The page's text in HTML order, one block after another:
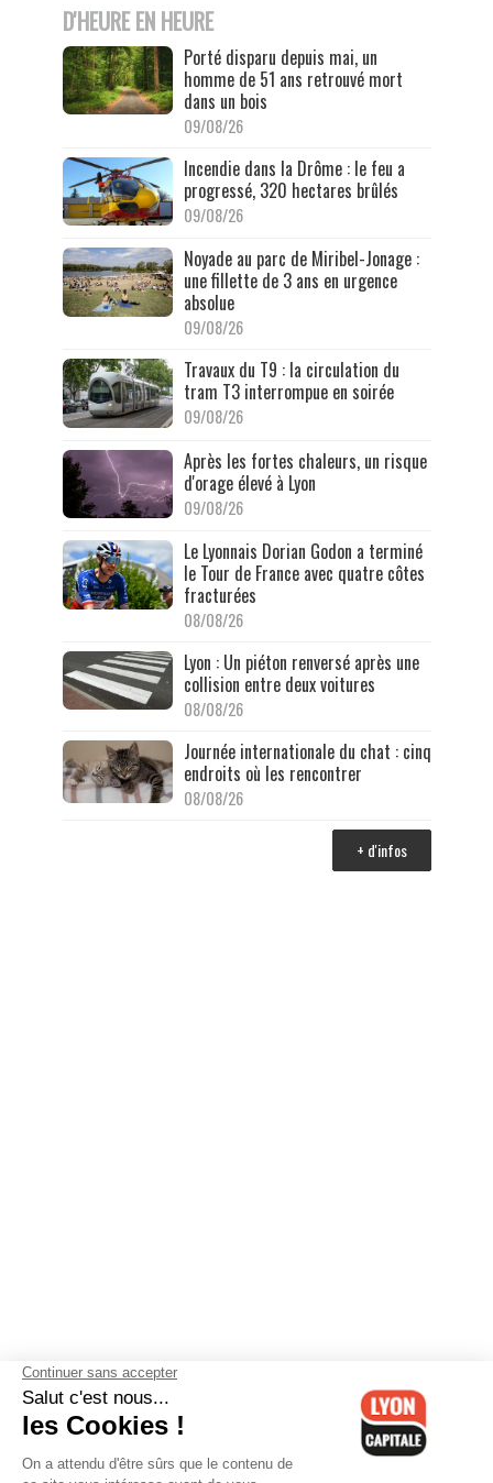
D'HEURE EN HEURE
Porté disparu depuis mai, un
homme de 51 ans retrouvé mort
dans un bois
09/08/26
Incendie dans la Drôme : le feu a
progressé, 320 hectares brûlés
09/08/26
Noyade au parc de Miribel-Jonage :
une fillette de 3 ans en urgence
absolue
09/08/26
Travaux du T9 : la circulation du
tram T3 interrompue en soirée
09/08/26
Après les fortes chaleurs, un risque
d'orage élevé à Lyon
09/08/26
Le Lyonnais Dorian Godon a terminé
le Tour de France avec quatre côtes
fracturées
08/08/26
Lyon : Un piéton renversé après une
collision entre deux voitures
08/08/26
Journée internationale du chat : cinq
endroits où les rencontrer
08/08/26
+ d'infos